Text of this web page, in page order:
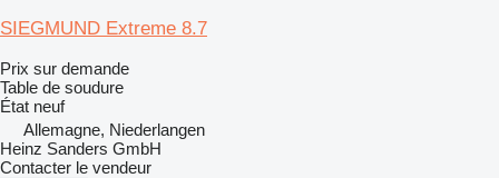
SIEGMUND Extreme 8.7
Prix sur demande
Table de soudure
État neuf
Allemagne, Niederlangen
Heinz Sanders GmbH
Contacter le vendeur